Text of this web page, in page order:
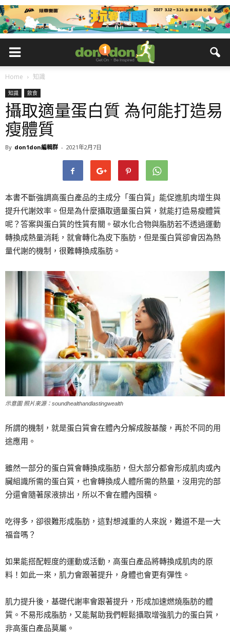
Home 知識
知識 飲食
攝取適量蛋白質 為何能打造易
瘦體質
By don1don編輯群 - 2021年2月7日
本書不斷強調高蛋白產品的主成分「蛋白質」能促進肌肉增生與
提升代謝效率。但是為什麼攝取適量蛋白質，就能打造易瘦體質
呢？答案與蛋白質的性質有關。碳水化合物與脂肪若不透過運動
轉換成熱量消耗，就會轉化為皮下脂肪，但是蛋白質卻會因為熱
量代謝的機制，很難轉換成脂肪。
示意圖 照片來源：soundhealthandlastingwealth
所謂的機制，就是蛋白質會在體內分解成胺基酸，再於不同的用
途應用。
雖然一部分的蛋白質會轉換成脂肪，但大部分都會形成肌肉或內
臟組識所需的蛋白質，也會轉換成人體所需的熱量，沒用完的部
分還會隨著尿液排出，所以不會在體內囤積。
吃得多，卻很難形成脂肪，這對想減重的人來說，難道不是一大
福音嗎？
如果能搭配輕度的運動或活動，高蛋白產品將轉換成肌肉的原
料！如此一來，肌力會跟著提升，身體也會更有彈性。
肌力提升後，基礎代謝率會跟著提升，形成加速燃燒脂肪的體
質。不易形成脂肪，又能幫助我們輕鬆攝取增強肌力的蛋白質，
非高蛋白產品莫屬。